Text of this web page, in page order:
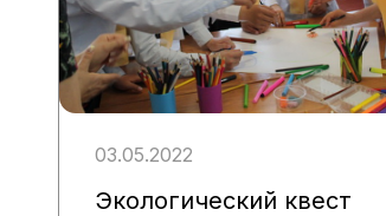
03.05.2022
Экологический квест